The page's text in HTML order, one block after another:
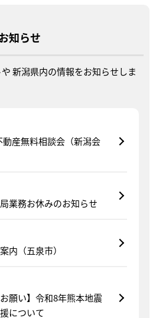
知らせ
新潟県内の情報をお知らせしま
産無料相談会（新潟会
業務お休みのお知らせ
内（五泉市）
願い】令和8年熊本地震
について